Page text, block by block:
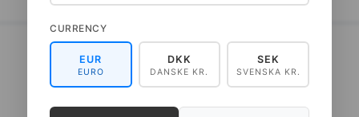
CURRENCY
EUR
EURO
DKK
DANSKE KR.
SEK
SVENSKA KR.